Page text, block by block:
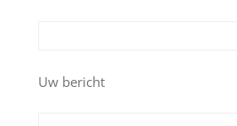
Uw bericht